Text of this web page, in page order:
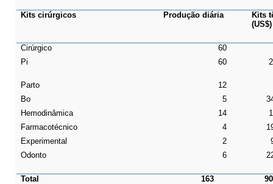
Kits cirúrgicos Produção diária
Kits
(US$)
Cirúrgico
Pi
60
60
Parto
Bo
Hemodinâmica
Farmacotécnico
Experimental
Odonto
12
5
14
4
2
6
Total 163